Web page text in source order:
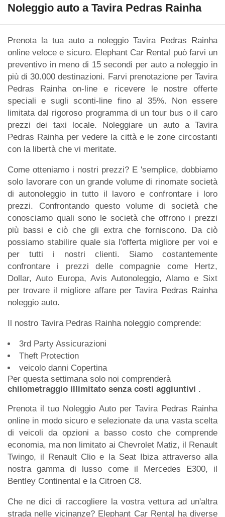
Noleggio auto a Tavira Pedras Rainha
Prenota la tua auto a noleggio Tavira Pedras Rainha
online veloce e sicuro. Elephant Car Rental può farvi un
preventivo in meno di 15 secondi per auto a noleggio in
più di 30.000 destinazioni. Farvi prenotazione per Tavira
Pedras Rainha on-line e ricevere le nostre offerte
speciali e sugli sconti-line fino al 35%. Non essere
limitata dal rigoroso programma di un tour bus o il caro
prezzi dei taxi locale. Noleggiare un auto a Tavira
Pedras Rainha per vedere la città e le zone circostanti
con la libertà che vi meritate.
Come otteniamo i nostri prezzi? E 'semplice, dobbiamo
solo lavorare con un grande volume di rinomate società
di autonoleggio in tutto il lavoro e confrontare i loro
prezzi. Confrontando questo volume di società che
conosciamo quali sono le società che offrono i prezzi
più bassi e ciò che gli extra che forniscono. Da ciò
possiamo stabilire quale sia l'offerta migliore per voi e
per tutti i nostri clienti. Siamo costantemente
confrontare i prezzi delle compagnie come Hertz,
Dollar, Auto Europa, Avis Autonoleggio, Alamo e Sixt
per trovare il migliore affare per Tavira Pedras Rainha
noleggio auto.
Il nostro Tavira Pedras Rainha noleggio comprende:
3rd Party Assicurazioni
Theft Protection
veicolo danni Copertina
Per questa settimana solo noi comprenderà
chilometraggio illimitato senza costi aggiuntivi .
Prenota il tuo Noleggio Auto per Tavira Pedras Rainha
online in modo sicuro e selezionate da una vasta scelta
di veicoli da opzioni a basso costo che comprende
economia, ma non limitato ai Chevrolet Matiz, il Renault
Twingo, il Renault Clio e la Seat Ibiza attraverso alla
nostra gamma di lusso come il Mercedes E300, il
Bentley Continental e la Citroen C8.
Che ne dici di raccogliere la vostra vettura ad un'altra
strada nelle vicinanze? Elephant Car Rental ha diverse